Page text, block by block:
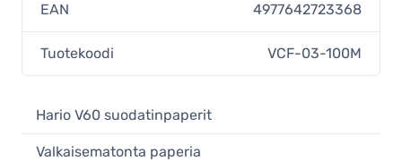
EAN 4977642723368
Tuotekoodi VCF-03-100M
Hario V60 suodatinpaperit
Valkaisematonta paperia